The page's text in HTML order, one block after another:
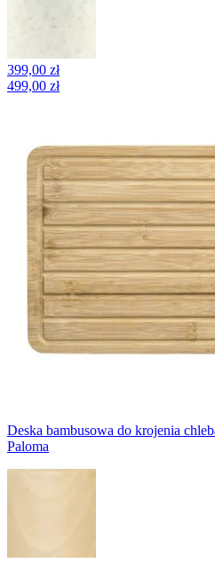
399,00 zł
499,00 zł
Deska bambusowa do krojenia
Paloma